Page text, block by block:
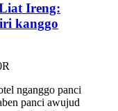
Ireng:
kanggo
nganggo panci
panci awujud